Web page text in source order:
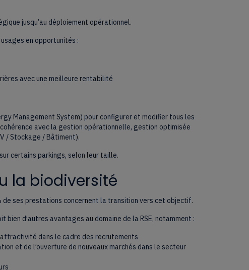
jusqu’au déploiement opérationnel.
en opportunités :
avec une meilleure rentabilité
Management System) pour configurer et modifier tous les
avec la gestion opérationnelle, gestion optimisée
/ Stockage / Bâtiment).
certains parkings, selon leur taille.
la biodiversité
ses prestations concernent la transition vers cet objectif.
d’autres avantages au domaine de la RSE, notamment :
dans le cadre des recrutements
et de l’ouverture de nouveaux marchés dans le secteur